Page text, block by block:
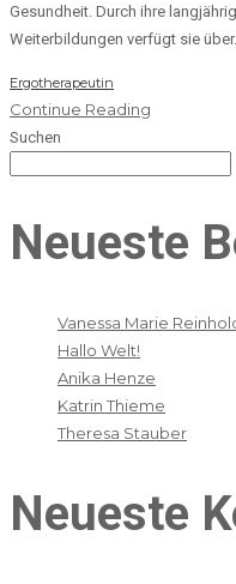
Gesundheit. Durch ihre
Weiterbildungen verfügt sie über...
Ergotherapeutin
Continue Reading
Suchen
Neueste
Vanessa Marie
Hallo Welt!
Anika Henze
Katrin Thieme
Theresa Stauber
Neueste